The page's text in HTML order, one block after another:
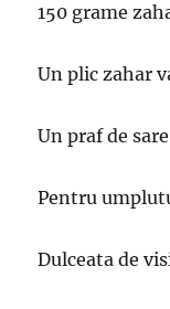
150 grame
Un plic zahar
Un praf de sare
Pentru
Dulceata de